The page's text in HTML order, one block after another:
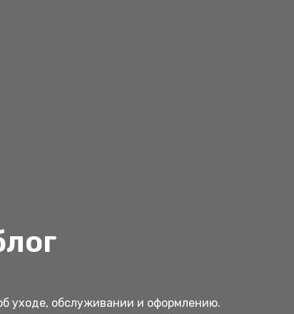
уходе, обслуживании и оформлению.